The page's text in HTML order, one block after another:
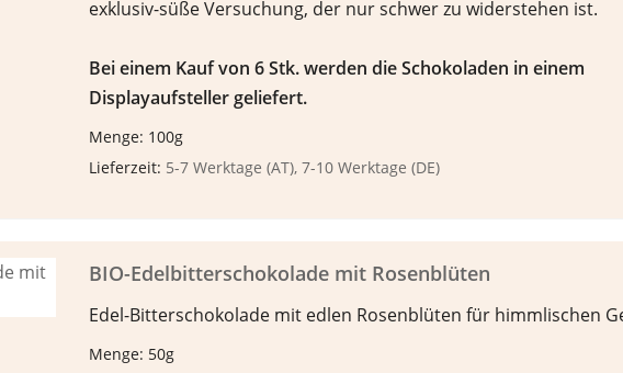
exklusiv-süße Versuchung, der nur schwer zu widerstehen ist.
Bei einem Kauf von 6 Stk. werden die Schokoladen in einem
Displayaufsteller geliefert.
Menge: 100g
Lieferzeit: 5-7 Werktage (AT), 7-10 Werktage (DE)
BIO-Edelbitterschokolade mit Rosenblüten
Edel-Bitterschokolade mit edlen Rosenblüten für himmlischen
Menge: 50g